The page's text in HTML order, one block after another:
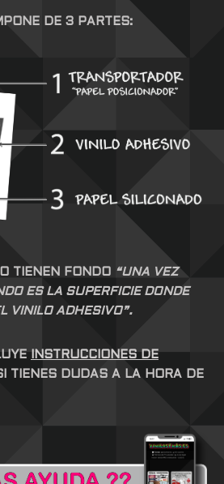
DE 3 PARTES:
TIENEN FONDO “UNA VEZ
ES LA SUPERFICIE DONDE
VINILO ADHESIVO”.
INSTRUCCIONES DE
TIENES DUDAS A LA HORA DE